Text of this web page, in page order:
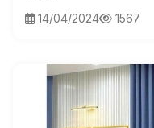
14/04/2024 1567